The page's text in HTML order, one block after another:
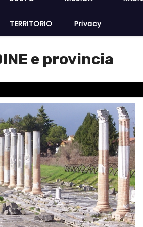
TERRITORIO Privacy
e provincia